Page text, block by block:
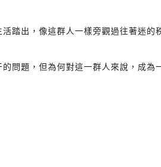
踏出，像這群人一樣旁觀過往著迷的
問題，但為何對這一群人來說，成為